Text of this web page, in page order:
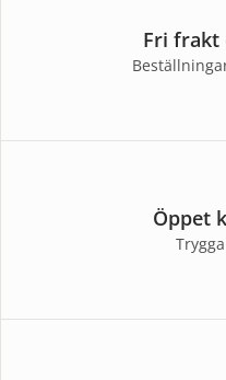
Fri frakt
Öppet